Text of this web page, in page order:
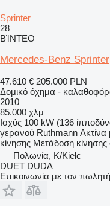
Sprinter
28
ΒΊΝΤΕΟ
Mercedes-Benz Sprinter
47.610 € 205.000 PLN
Δομικό όχημα -
2010
85.000 χλμ
Ισχύς 100 kW (136
γερανού Ruthmann
κίνησης Μετάδοση
Πολωνία, K/Kielc
DUET DUDA
Επικοινωνία με τον πωλητή